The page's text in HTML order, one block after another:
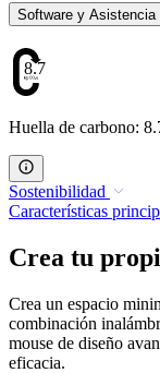
Software y Asistencia
8.71
Huella de carbono:
Sostenibilidad
Características
Crea tu
Crea un espacio
combinación
mouse de diseño
eficacia.